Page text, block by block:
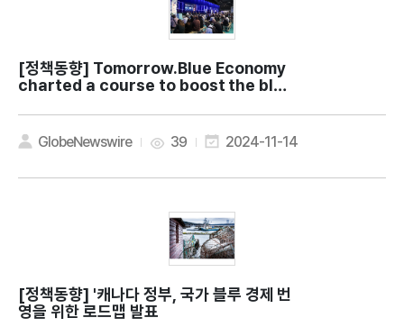
[정책동향]
charted a course to boost the blue
GlobeNewswire 39 2024-11-14
[정책동향]
영을 위한 로드맵 발표